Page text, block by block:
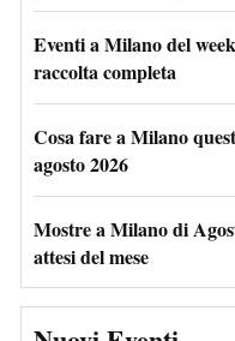
Eventi a Milano del
raccolta completa
Cosa fare a Milano
agosto 2026
Mostre a Milano di
attesi del mese